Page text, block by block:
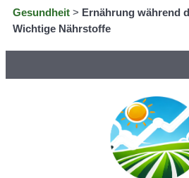
Gesundheit > Ernährung während
Wichtige Nährstoffe